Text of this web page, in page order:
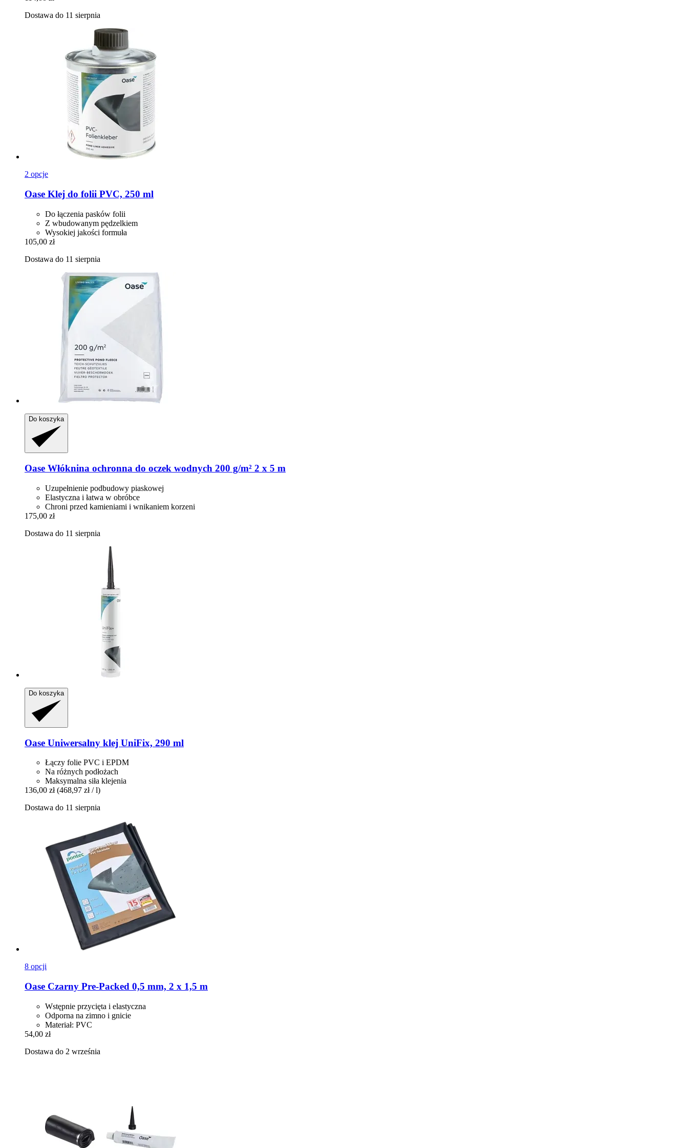
Dostawa do 11 sierpnia
2 opcje
Oase Klej do folii PVC, 250 ml
Do łączenia pasków folii
Z wbudowanym pędzelkiem
Wysokiej jakości formuła
105,00 zł
Dostawa do 11 sierpnia
Do koszyka
Oase Włóknina ochronna do oczek wodnych 200 g/m² 2 x 5 m
Uzupełnienie podbudowy piaskowej
Elastyczna i łatwa w obróbce
Chroni przed kamieniami i wnikaniem korzeni
175,00 zł
Dostawa do 11 sierpnia
Do koszyka
Oase Uniwersalny klej UniFix, 290 ml
Łączy folie PVC i EPDM
Na różnych podłożach
Maksymalna siła klejenia
136,00 zł (468,97 zł / l)
Dostawa do 11 sierpnia
8 opcji
Oase Czarny Pre-​Packed 0,5 mm, 2 x 1,5 m
Wstępnie przycięta i elastyczna
Odporna na zimno i gnicie
Materiał: PVC
54,00 zł
Dostawa do 2 września